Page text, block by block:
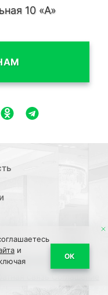
10 «А»
Пользовательское
связь Соглашение
и
ОК